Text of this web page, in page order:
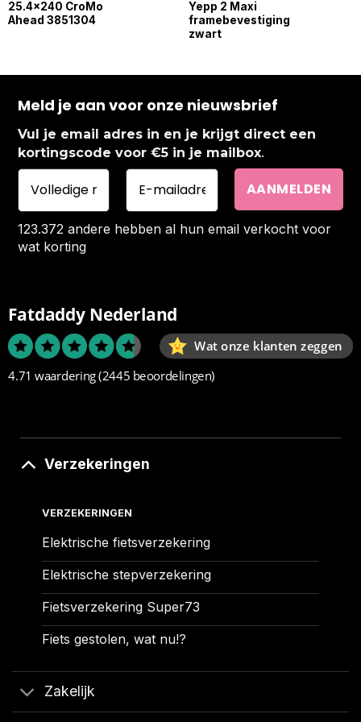
25.4×240 CroMo
Ahead 3851304
Yepp 2 Maxi
framebevestiging
zwart
Meld je aan voor onze nieuwsbrief
Vul je email adres in en je krijgt direct een
kortingscode voor €5 in je mailbox.
123.372 andere hebben al hun email verkocht voor
wat korting
Fatdaddy Nederland
Wat onze klanten zeggen
4.71 waardering(2445 beoordelingen)
Verzekeringen
VERZEKERINGEN
Elektrische fietsverzekering
Elektrische stepverzekering
Fietsverzekering Super73
Fiets gestolen, wat nu!?
Zakelijk